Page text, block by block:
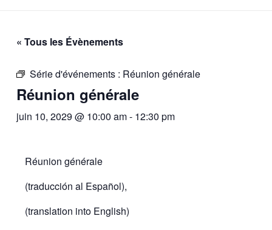
« Tous les Évènements
Série d'événements : Réunion générale
Réunion générale
juin 10, 2029 @ 10:00 am- 12:30 pm
Réunion générale
(traducción al Español),
(translation into English)